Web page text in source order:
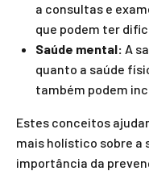
a consultas e
que podem ter
Saúde mental: A
quanto a saúde
também podem
Estes conceitos
mais holístico sobre a
importância da